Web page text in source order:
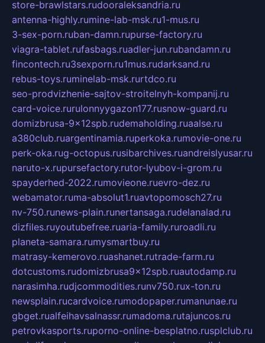
store-brawlstars.rudooraleksandria.ru
antenna-highly.rumine-lab-msk.ru1-mus.ru
3-sex-porn.ruban-damn.rupurse-factory.ru
viagra-tablet.rufasbags.ruadler-jun.rubandamn.ru
fincontech.ru3sexporn.ru1mus.rudarksand.ru
rebus-toys.ruminelab-msk.rurtdco.ru
seo-prodvizhenie-sajtov-stroitelnyh-kompanij.ru
card-voice.rurulonnyygazon177.rusnow-guard.ru
domizbrusa-9x12spb.rudemaholding.ruaalse.ru
a380club.ruargentinamia.ruperkoka.rumovie-one.ru
perk-oka.rug-octopus.rusibarchives.ruandreislyusar.ru
naruto-x.rupursefactory.rutor-lyubov-i-grom.ru
spayderhed-2022.rumovieone.ruevro-dez.ru
webamator.ruma-absolut1.ruavtopomosch27.ru
nv-750.runews-plain.runertansaga.rudelanalad.ru
dizfiles.ruyoutubefree.ruaria-family.ruroadli.ru
planeta-samara.rumysmartbuy.ru
matrasy-kemerovo.ruashanet.rutrade-farm.ru
dotcustoms.rudomizbrusa9x12spb.ruautodamp.ru
narasimha.rudjcommodities.runv750.rux-ton.ru
newsplain.rucardvoice.rumodopaper.rumanunae.ru
gbget.rualfeihavsalnassr.rumadoma.rutajuncos.ru
petrovkasports.ruporno-online-besplatno.rusplclub.ru